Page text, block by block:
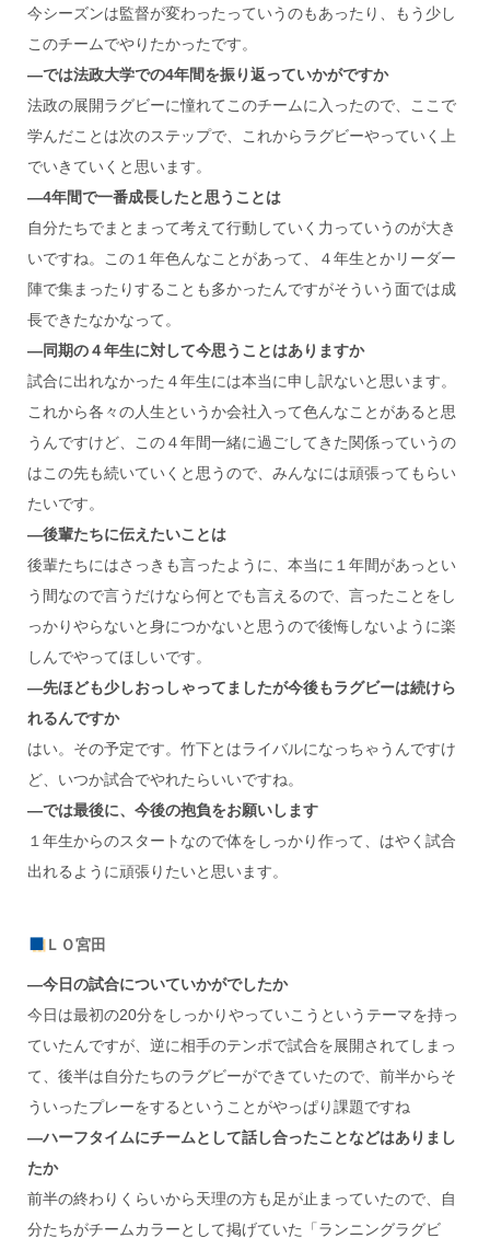
今シーズンは監督が変わったっていうのもあったり、もう少し
このチームでやりたかったです。
―では法政大学での4年間を振り返っていかがですか
法政の展開ラグビーに憧れてこのチームに入ったので、ここで
学んだことは次のステップで、これからラグビーやっていく上
でいきていくと思います。
―4年間で一番成長したと思うことは
自分たちでまとまって考えて行動していく力っていうのが大き
いですね。この１年色んなことがあって、４年生とかリーダー
陣で集まったりすることも多かったんですがそういう面では成
長できたなかなって。
―同期の４年生に対して今思うことはありますか
試合に出れなかった４年生には本当に申し訳ないと思います。
これから各々の人生というか会社入って色んなことがあると思
うんですけど、この４年間一緒に過ごしてきた関係っていうの
はこの先も続いていくと思うので、みんなには頑張ってもらい
たいです。
―後輩たちに伝えたいことは
後輩たちにはさっきも言ったように、本当に１年間があっとい
う間なので言うだけなら何とでも言えるので、言ったことをし
っかりやらないと身につかないと思うので後悔しないように楽
しんでやってほしいです。
―先ほども少しおっしゃってましたが今後もラグビーは続けら
れるんですか
はい。その予定です。竹下とはライバルになっちゃうんですけ
ど、いつか試合でやれたらいいですね。
―では最後に、今後の抱負をお願いします
１年生からのスタートなので体をしっかり作って、はやく試合
出れるように頑張りたいと思います。
ＬＯ宮田
―今日の試合についていかがでしたか
今日は最初の20分をしっかりやっていこうというテーマを持っ
ていたんですが、逆に相手のテンポで試合を展開されてしまっ
て、後半は自分たちのラグビーができていたので、前半からそ
ういったプレーをするということがやっぱり課題ですね
―ハーフタイムにチームとして話し合ったことなどはありまし
たか
前半の終わりくらいから天理の方も足が止まっていたので、自
分たちがチームカラーとして掲げていた「ランニングラグビ